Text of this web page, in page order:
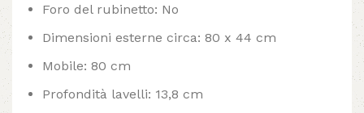
Foro del rubinetto: No
Dimensioni esterne circa: 80 x 44 cm
Mobile: 80 cm
Profondità lavelli: 13,8 cm